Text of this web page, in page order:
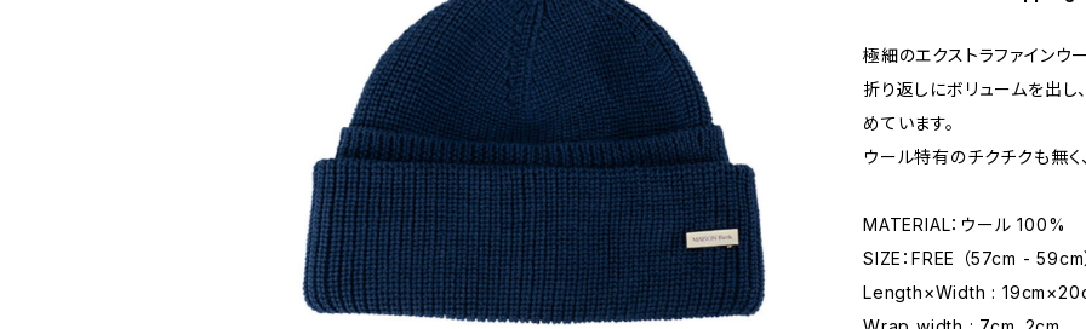
極細のエクストラファインウ
折り返しにボリュームを出し
めています。
ウール特有のチクチクも無く
MATERIAL：ウール 100%
SIZE：FREE （57cm - 59cm
Length×Width :